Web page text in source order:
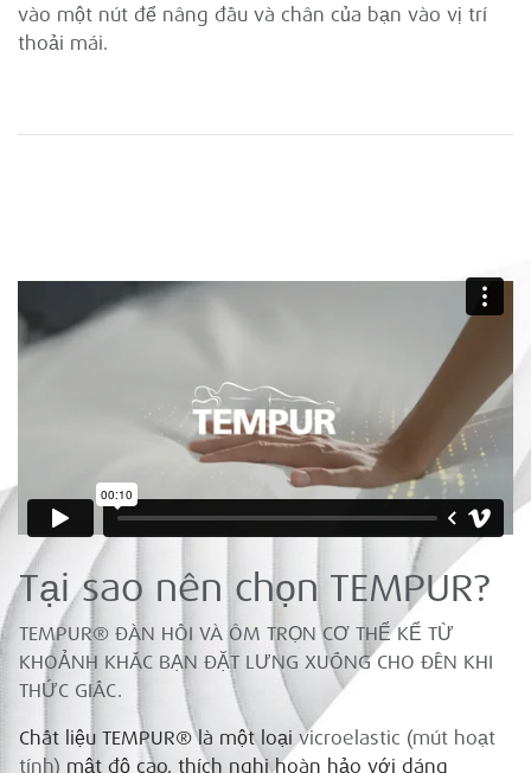
vào một nút để nâng đầu và chân của bạn vào vị trí
thoải mái.
Tại sao nên chọn TEMPUR?
TEMPUR® ĐÀN HỒI VÀ ÔM TRỌN CƠ THỂ KỂ TỪ
KHOẢNH KHẮC BẠN ĐẶT LƯNG XUỐNG CHO ĐẾN KHI
THỨC GIẤC.
Chất liệu TEMPUR® là một loạivicroelastic (mút hoạt
tính) mật độ cao, thích nghi hoàn hảo với dáng